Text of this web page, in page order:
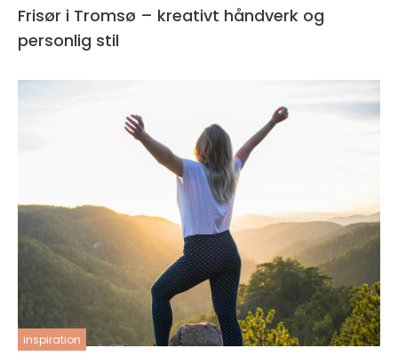
Frisør i Tromsø – kreativt håndverk og
personlig stil
inspiration